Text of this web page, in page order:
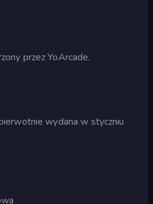
przez YoArcade.
wydana w styczniu